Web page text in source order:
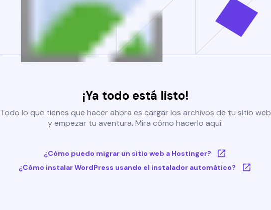
¡Ya todo está listo!
Todo lo que tienes que hacer ahora es cargar los archivos de tu sitio web
y empezar tu aventura. Mira cómo hacerlo aquí:
¿Cómo puedo migrar un sitio web a Hostinger?
¿Cómo instalar WordPress usando el instalador automático?